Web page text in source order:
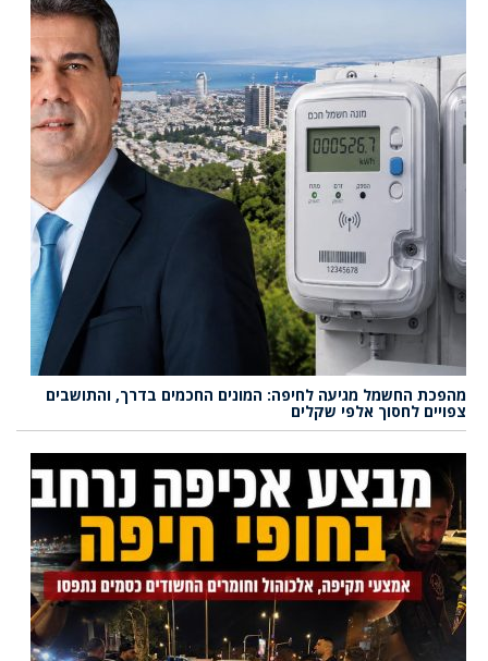
מהפכת החשמל מגיעה לחיפה: המונים החכמים בדרך, והתושבים
צפויים לחסוך אלפי שקלים